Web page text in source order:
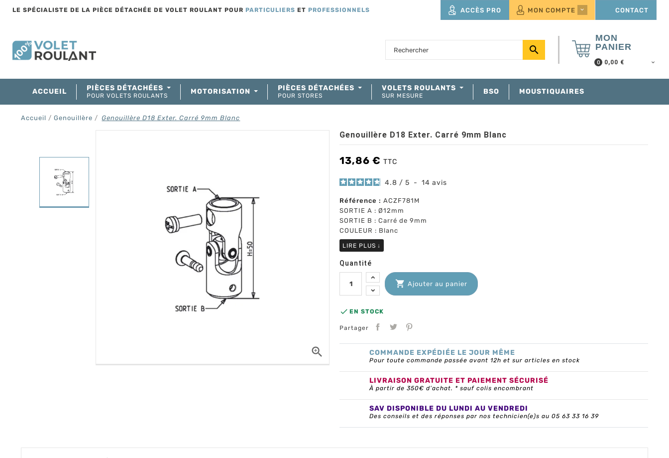
LE SPÉCIALISTE DE LA PIÈCE DÉTACHÉE DE VOLET ROULANT POUR PARTICULIERS ET PROFESSIONNELS ACCÈS PRO MON COMPTE  CONTACT

MON
PANIER
0 0,00 €
ACCUEIL PIÈCES DÉTACHÉES
POUR VOLETS ROULANTS MOTORISATION PIÈCES DÉTACHÉES
POUR STORES
VOLETS ROULANTS
SUR MESURE BSO MOUSTIQUAIRES
Accueil Genouillère Genouillère D18 Exter. Carré 9mm Blanc

Genouillère D18 Exter. Carré 9mm Blanc
13,86 € TTC
4.8 / 5 - 14 avis
Référence : ACZF781M
SORTIE A : Ø12mm
SORTIE B : Carré de 9mm
COULEUR : Blanc
LIRE PLUS ↓
Quantité
 Ajouter au panier
 EN STOCK
Partager
COMMANDE EXPÉDIÉE LE JOUR MÊME
Pour toute commande passée avant 12h et sur articles en stock
LIVRAISON GRATUITE ET PAIEMENT SÉCURISÉ
À partir de 350€ d’achat. * sauf colis encombrant
SAV DISPONIBLE DU LUNDI AU VENDREDI
Des conseils et des réponses par nos technicien(e)s au 05 63 33 16 39